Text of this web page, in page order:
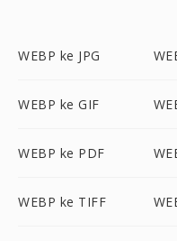
WEBP ke JPG
WEBP ke GIF
WEBP ke PDF
WEBP ke TIFF